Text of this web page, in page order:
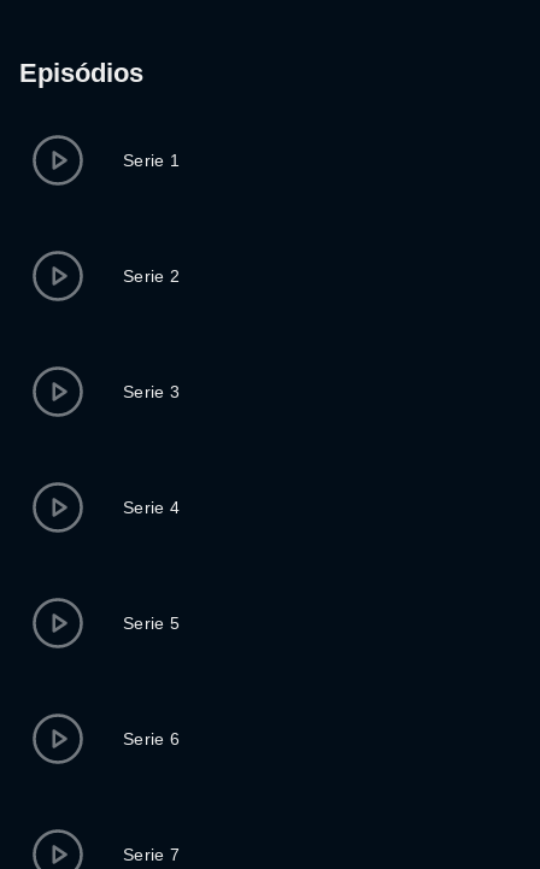
Episódios
Serie 1
Serie 2
Serie 3
Serie 4
Serie 5
Serie 6
Serie 7